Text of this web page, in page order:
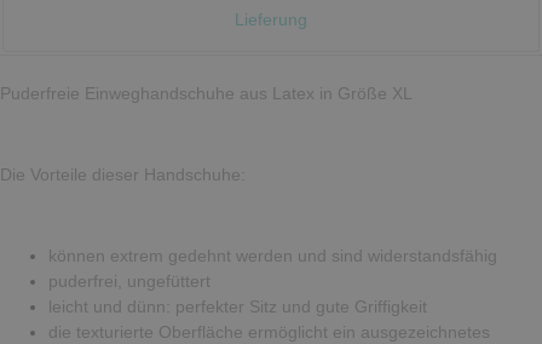
Lieferung
Puderfreie Einweghandschuhe aus Latex in Größe XL
Die Vorteile dieser Handschuhe:
können extrem gedehnt werden und sind widerstandsfähig
puderfrei, ungefüttert
leicht und dünn: perfekter Sitz und gute Griffigkeit
die texturierte Oberfläche ermöglicht ein ausgezeichnetes